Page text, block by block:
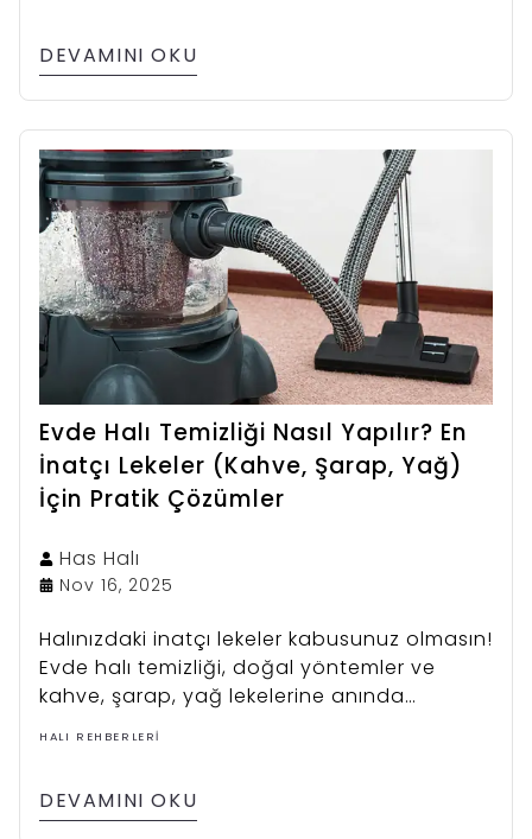
DEVAMINI OKU
Evde Halı Temizliği Nasıl Yapılır? En
İnatçı Lekeler (Kahve, Şarap, Yağ)
İçin Pratik Çözümler
Has Halı
Nov 16, 2025
Halınızdaki inatçı lekeler kabusunuz olmasın!
Evde halı temizliği, doğal yöntemler ve
kahve, şarap, yağ lekelerine anında
müdahale için uzman rehberimizi keşfedin.
HALI REHBERLERI
DEVAMINI OKU